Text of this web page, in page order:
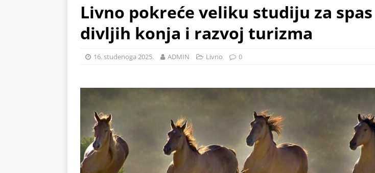
Livno pokreće veliku studiju za spas
divljih konja i razvoj turizma
16. studenoga 2025. ADMIN Livno 0